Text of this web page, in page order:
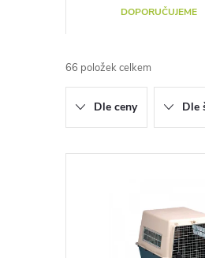
a
z
e
n
DOPORUČUJEME
66 položek celkem
Dle ceny Dle